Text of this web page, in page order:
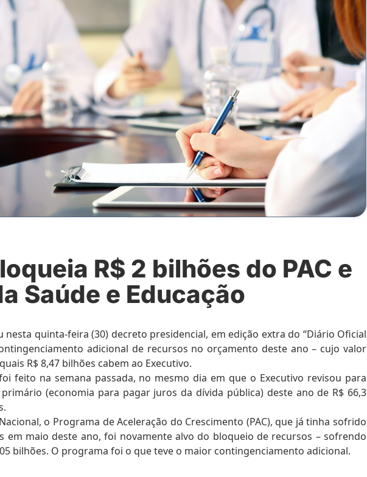
R$ 2 bilhões do PAC e
Saúde e Educação
quinta-feira (30) decreto presidencial, em edição extra do “Diário Oficial
adicional de recursos no orçamento deste ano – cujo valor
R$ 8,47 bilhões cabem ao Executivo.
feito na semana passada, no mesmo dia em que o Executivo revisou para
(economia para pagar juros da dívida pública) deste ano de R$ 66,3
o Programa de Aceleração do Crescimento (PAC), que já tinha sofrido
em maio deste ano, foi novamente alvo do bloqueio de recursos – sofrendo
bilhões. O programa foi o que teve o maior contingenciamento adicional.